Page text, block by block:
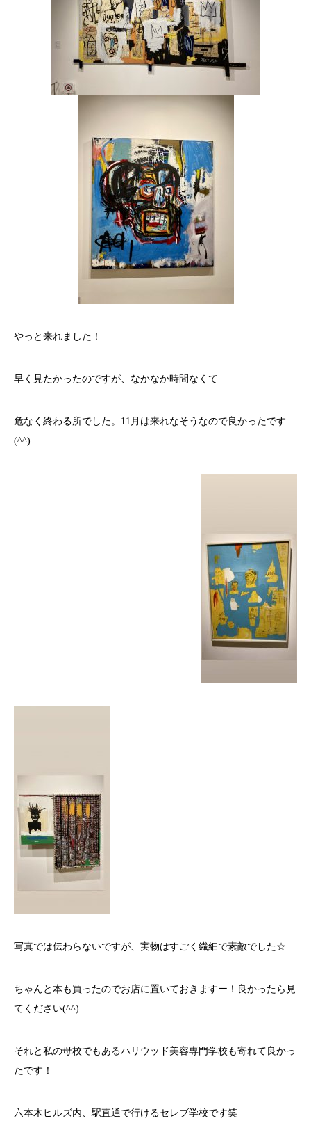
やっと来れました！
早く見たかったのですが、なかなか時間なくて
危なく終わる所でした。 11 月は来れなそうなので良かったです
(^^)
写真では伝わらないですが、実物はすごく繊細で素敵でした☆
ちゃんと本も買ったのでお店に置いておきますー！良かったら見
てください(^^)
それと私の母校でもあるハリウッド美容専門学校も寄れて良かっ
たです！
六本木ヒルズ内、駅直通で行けるセレブ学校です笑